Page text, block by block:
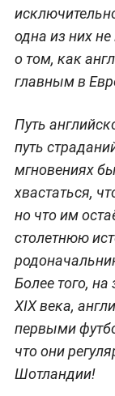
одна из них
о том, как
главным в
Путь
путь
мгновениях
хвастаться,
но что им
столетнюю
Более того,
XIX века,
первыми
что они
Шотландии!